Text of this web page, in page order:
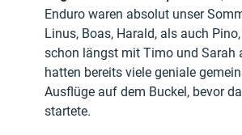
Enduro waren absolut unser
Linus, Boas, Harald, als auch
schon längst mit Timo und Sarah
hatten bereits viele geniale
Ausflüge auf dem Buckel, bevor
startete.